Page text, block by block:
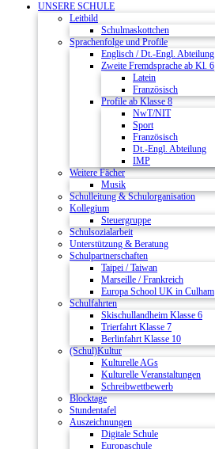
UNSERE SCHULE
Leitbild
Schulmaskottchen
Sprachenfolge und Profile
Englisch / Dt.-Engl. Abteilung
Zweite Fremdsprache ab Kl. 6
Latein
Französisch
Profile ab Klasse 8
NwT/NIT
Sport
Französisch
Dt.-Engl. Abteilung
IMP
Weitere Fächer
Musik
Schulleitung & Schulorganisation
Kollegium
Steuergruppe
Schulsozialarbeit
Unterstützung & Beratung
Schulpartnerschaften
Taipei / Taiwan
Marseille / Frankreich
Europa School UK in Culham
Schulfahrten
Skischullandheim Klasse 6
Trierfahrt Klasse 7
Berlinfahrt Klasse 10
(Schul)Kultur
Kulturelle AGs
Kulturelle Veranstaltungen
Schreibwettbewerb
Blocktage
Stundentafel
Auszeichnungen
Digitale Schule
Europaschule